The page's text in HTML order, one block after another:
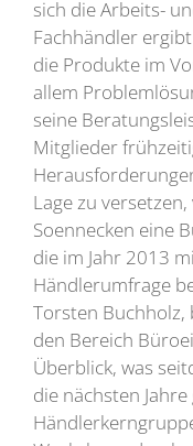
sich die Arbeits-
Fachhändler
die Produkte im
allem
seine
Mitglieder
Lage zu
Soennecken eine
die im Jahr 2013
Händlerumfrage
Torsten Buchholz,
den Bereich
Überblick, was
die nächsten